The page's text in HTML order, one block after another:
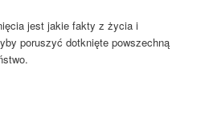
jest jakie fakty z życia i
poruszyć dotknięte powszechną